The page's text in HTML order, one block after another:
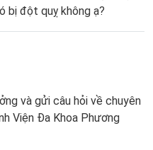
bị đột quỵ không ạ?
và gửi câu hỏi về chuyên
Viện Đa Khoa Phương